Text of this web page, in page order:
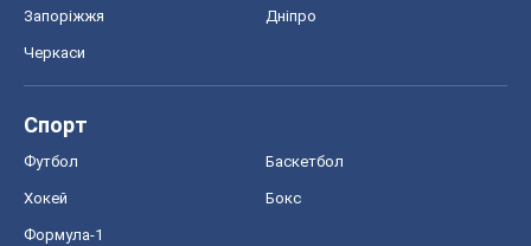
Запоріжжя Дніпро
Черкаси
Спорт
Футбол Баскетбол
Хокей Бокс
Формула-1